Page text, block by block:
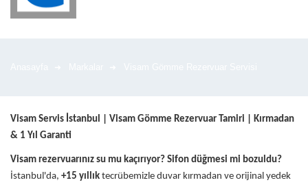
Visam Servis İstanbul | Visam Gömme Rezervuar Tamiri | Kırmadan
& 1 Yıl Garanti
Visam rezervuarınız su mu kaçırıyor? Sifon düğmesi mi bozuldu?
İstanbul'da, +15 yıllık tecrübemizle duvar kırmadan ve orijinal yedek